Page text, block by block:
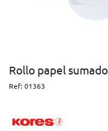
Rollo papel
Ref:01363